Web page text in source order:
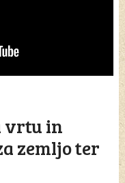
vrtu in
zemljo ter